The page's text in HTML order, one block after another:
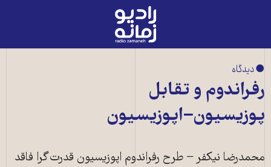
رادیو
زمانه
صفحه
اصلی
● دیدگاه
رفراندوم و تقابل
پوزیسیون−اپوزیسیون‌
محمدرضا نیکفر − طرح رفراندوم اپوزیسیون قدرت‌گرا فاقد